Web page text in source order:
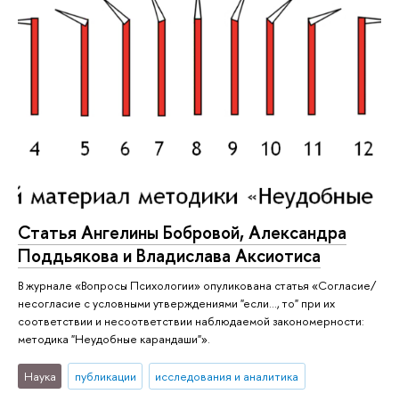
Статья Ангелины Бобровой, Александра
Поддьякова и Владислава Аксиотиса
В журнале «Вопросы Психологии» опуликована статья «Согласие/
несогласие с условными утверждениями "если…, то" при их
соответствии и несоответствии наблюдаемой закономерности:
методика "Неудобные карандаши"».
Наука публикации исследования и аналитика